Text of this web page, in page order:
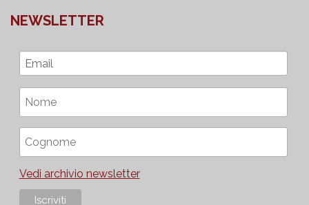
NEWSLETTER
Vedi archivio newsletter